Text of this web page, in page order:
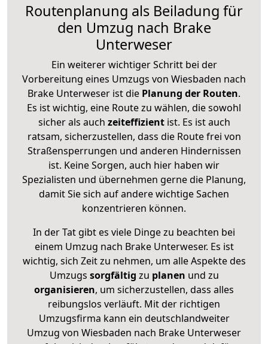
Routenplanung als Beiladung für
den Umzug nach Brake
Unterweser
Ein weiterer wichtiger Schritt bei der
Vorbereitung eines Umzugs von Wiesbaden nach
Brake Unterweser ist die Planung der Routen.
Es ist wichtig, eine Route zu wählen, die sowohl
sicher als auch zeiteffizientist. Es ist auch
ratsam, sicherzustellen, dass die Route frei von
Straßensperrungen und anderen Hindernissen
ist. Keine Sorgen, auch hier haben wir
Spezialisten und übernehmen gerne die Planung,
damit Sie sich auf andere wichtige Sachen
konzentrieren können.
In der Tat gibt es viele Dinge zu beachten bei
einem Umzug nach Brake Unterweser. Es ist
wichtig, sich Zeit zu nehmen, um alle Aspekte des
Umzugs sorgfältig zu planen und zu
organisieren, um sicherzustellen, dass alles
reibungslos verläuft. Mit der richtigen
Umzugsfirma kann ein deutschlandweiter
Umzug von Wiesbaden nach Brake Unterweser